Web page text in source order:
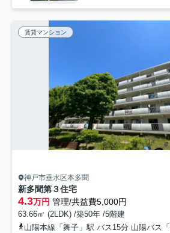
賃貸マンション
神戸市垂水区本多聞
新多聞第３住宅
4.3万円 管理/共益費5,000円
63.66㎡ (2LDK) /築50年 /5階建
山陽本線「舞子」駅 バス15分 山陽バス「